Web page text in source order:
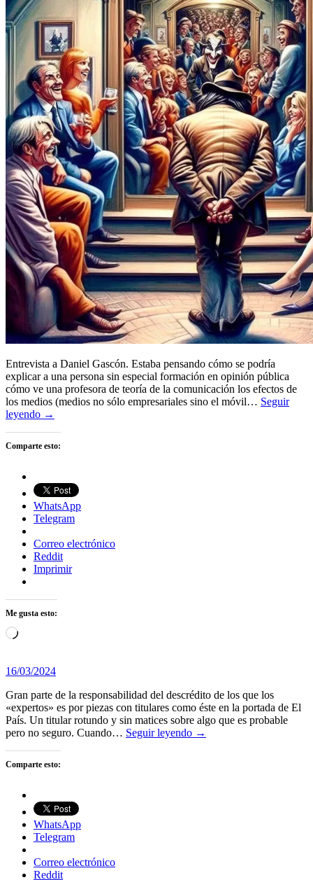
Entrevista a Daniel Gascón. Estaba pensando cómo se podría
explicar a una persona sin especial formación en opinión pública
cómo ve una profesora de teoría de la comunicación los efectos de
los medios (medios no sólo empresariales sino el móvil… Seguir
leyendo →
Comparte esto:
WhatsApp
Telegram
Correo electrónico
Reddit
Imprimir
Me gusta esto:
Cargando...
16/03/2024
Gran parte de la responsabilidad del descrédito de los que los
«expertos» es por piezas con titulares como éste en la portada de El
País. Un titular rotundo y sin matices sobre algo que es probable
pero no seguro. Cuando… Seguir leyendo →
Comparte esto:
WhatsApp
Telegram
Correo electrónico
Reddit